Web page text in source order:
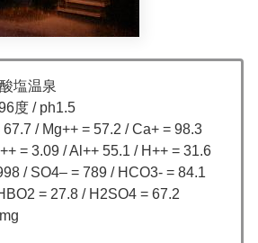
塩温泉
度 / ph1.5
67.7 / Mg++ = 57.2 / Ca+ = 98.3
= 3.09 / Al++ 55.1 / H++ = 31.6
/ SO4– = 789 / HCO3- = 84.1
= 27.8 / H2SO4 = 67.2